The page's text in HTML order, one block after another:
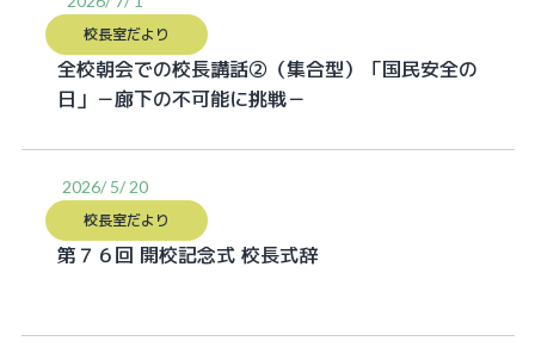
校長室だより
全校朝会での校長講話②（集合型）「国民安全の
日」－廊下の不可能に挑戦－
2026/ 5/ 20
校長室だより
第７６回 開校記念式 校長式辞